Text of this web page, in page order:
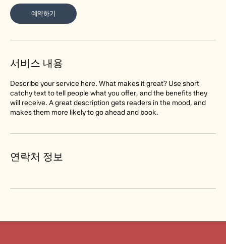
예약하기
서비스 내용
Describe your service here. What makes it great? Use short
catchy text to tell people what you offer, and the benefits they
will receive. A great description gets readers in the mood, and
makes them more likely to go ahead and book.
연락처 정보